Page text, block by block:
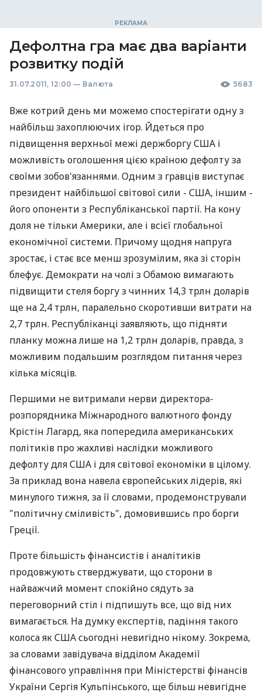
Дефолтна гра має два варіанти
розвитку подій
31.07.2011, 12:00 — Валюта 5683
Вже котрий день ми можемо спостерігати одну з
найбільш захоплюючих ігор. Йдеться про
підвищення верхньої межі держборгу США і
можливість оголошення цією країною дефолту за
своїми зобов'язаннями. Одним з гравців виступає
президент найбільшої світової сили - США, іншим -
його опоненти з Республіканської партії. На кону
доля не тільки Америки, але і всієї глобальної
економічної системи. Причому щодня ​​напруга
зростає, і стає все менш зрозумілим, яка зі сторін
блефує. Демократи на чолі з Обамою вимагають
підвищити стеля боргу з чинних 14,3 трлн доларів
ще на 2,4 трлн, паралельно скоротивши витрати на
2,7 трлн. Республіканці заявляють, що підняти
планку можна лише на 1,2 трлн доларів, правда, з
можливим подальшим розглядом питання через
кілька місяців.
Першими не витримали нерви директора-
розпорядника Міжнародного валютного фонду
Крістін Лагард, яка попередила американських
політиків про жахливі наслідки можливого
дефолту для США і для світової економіки в цілому.
За приклад вона навела європейських лідерів, які
минулого тижня, за її словами, продемонстрували
"політичну сміливість", домовившись про борги
Греції.
Проте більшість фінансистів і аналітиків
продовжують стверджувати, що сторони в
найважчий момент спокійно сядуть за
переговорний стіл і підпишуть все, що від них
вимагається. На думку експертів, падіння такого
колоса як США сьогодні невигідно нікому. Зокрема,
за словами завідувача відділом Академії
фінансового управління при Міністерстві фінансів
України Сергія Кульпінського, ще більш невигідне